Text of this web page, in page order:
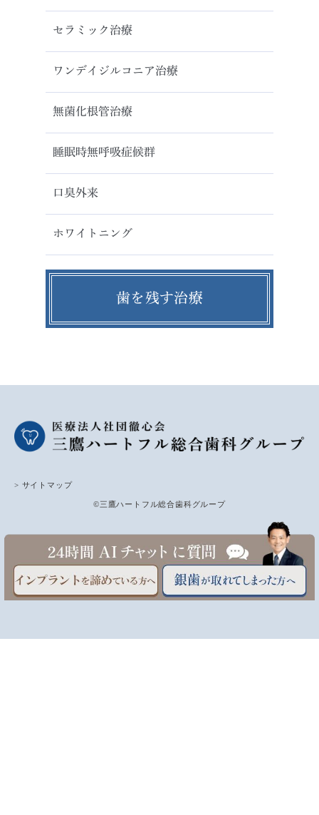
セラミック治療
ワンデイジルコニア治療
無菌化根管治療
睡眠時無呼吸症候群
口臭外来
ホワイトニング
歯を残す治療
> サイトマップ
©三鷹ハートフル総合歯科グループ